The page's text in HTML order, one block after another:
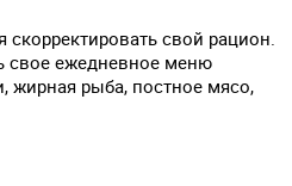
свой рацион.
свое ежедневное меню
жирная рыба, постное мясо,